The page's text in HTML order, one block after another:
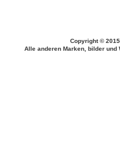
Copyright ©
Alle anderen Marken, bilder und